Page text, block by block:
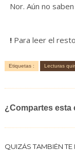
Nor. Aún no
!Para leer el
Etiquetas : Lecturas
¿Compartes esta
QUIZÁS TAMBIÉN TE